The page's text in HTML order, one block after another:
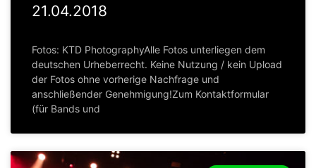
21.04.2018
Fotos: KTD PhotographyAlle Fotos unterliegen dem
deutschen Urheberrecht. Keine Nutzung / kein Upload
der Fotos ohne vorherige Nachfrage und
anschließender Genehmigung!Zum Kontaktformular
(für Bands und